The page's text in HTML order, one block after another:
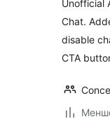
Unofficial
Chat.
disable
CTA